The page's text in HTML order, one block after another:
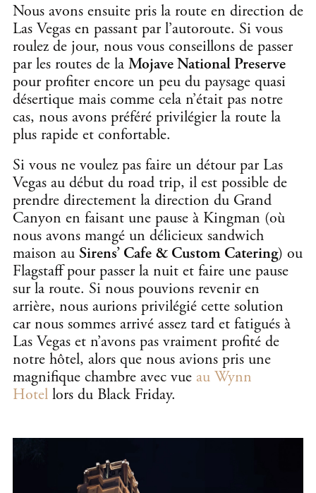
Nous avons ensuite pris la route en direction de
Las Vegas en passant par l’autoroute. Si vous
roulez de jour, nous vous conseillons de passer
par les routes de la Mojave National Preserve
pour profiter encore un peu du paysage quasi
désertique mais comme cela n’était pas notre
cas, nous avons préféré privilégier la route la
plus rapide et confortable.
Si vous ne voulez pas faire un détour par Las
Vegas au début du road trip, il est possible de
prendre directement la direction du Grand
Canyon en faisant une pause à Kingman (où
nous avons mangé un délicieux sandwich
maison au Sirens’ Cafe & Custom Catering) ou
Flagstaff pour passer la nuit et faire une pause
sur la route. Si nous pouvions revenir en
arrière, nous aurions privilégié cette solution
car nous sommes arrivé assez tard et fatigués à
Las Vegas et n’avons pas vraiment profité de
notre hôtel, alors que nous avions pris une
magnifique chambre avec vue au Wynn
Hotel lors du Black Friday.